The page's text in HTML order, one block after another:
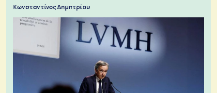
Κωνσταντίνος Δημητρίου